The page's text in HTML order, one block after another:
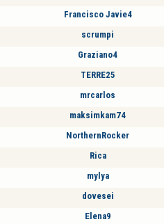
Francisco Javie4
scrumpi
Graziano4
TERRE25
mrcarlos
maksimkam74
NorthernRocker
Rica
mylya
dovesei
Elena9